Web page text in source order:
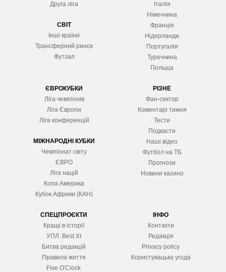
Друга ліга
СВІТ
Інші країни
Трансферний ринок
Футзал
Італія
Німеччина
Франція
Нідерланди
Португалія
Туреччина
Польща
ЄВРОКУБКИ
Ліга чемпіонів
Ліга Європи
Ліга конференцій
МІЖНАРОДНІ КУБКИ
Чемпіонат світу
ЄВРО
Ліга націй
Копа Америка
Кубок Африки (КАН)
РІЗНЕ
Фан-сектор
Коментарі тижня
Тести
Подкасти
Наші відео
Футбол на ТБ
Прогнози
Новини казино
СПЕЦПРОЄКТИ
Кращі в історії
УПЛ. Best XІ
Битва редакцій
Правила життя
Five O'Clock
ІНФО
Контакти
Редакція
Privacy policy
Користувацька угода